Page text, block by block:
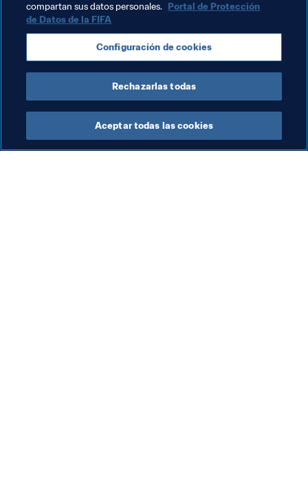
Temas relacionados
Copa Mundial de la FIFA Catar 2022™
compartan sus datos personales. Portal de Protección
de Datos de la FIFA
Configuración de cookies
Rechazarlas todas
Aceptar todas las cookies